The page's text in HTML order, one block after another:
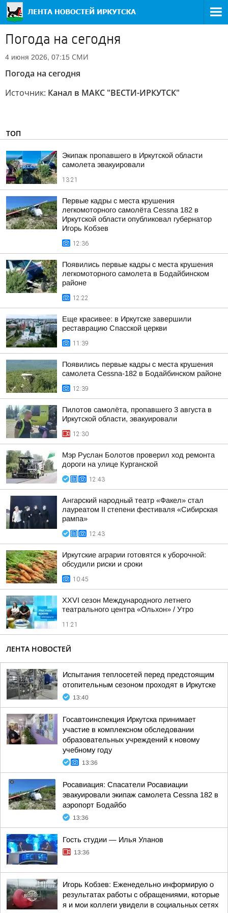
Погода на сегодня
4 июня 2026, 07:15 СМИ
Погода на сегодня
Источник: Канал в МАКС "ВЕСТИ-ИРКУТСК"
ТОП
Экипаж пропавшего в Иркутской области
самолета эвакуировали
13:21
Первые кадры с места крушения
легкомоторного самолёта Cessna 182 в
Иркутской области опубликовал губернатор
Игорь Кобзев
12:36
Появились первые кадры с места крушения
легкомоторного самолета в Бодайбинском
районе
12:22
Еще красивее: в Иркутске завершили
реставрацию Спасской церкви
11:39
Появились первые кадры с места крушения
самолета Cessna-182 в Бодайбинском районе
12:39
Пилотов самолёта, пропавшего 3 августа в
Иркутской области, эвакуировали
12:30
Мэр Руслан Болотов проверил ход ремонта
дороги на улице Курганской
12:43
Ангарский народный театр «Факел» стал
лауреатом II степени фестиваля «Сибирская
рампа»
12:43
Иркутские аграрии готовятся к уборочной:
обсудили риски и сроки
10:45
XXVI сезон Международного летнего
театрального центра «Ольхон» / Утро
11:21
ЛЕНТА НОВОСТЕЙ
Испытания теплосетей перед предстоящим
отопительным сезоном проходят в Иркутске
13:40
Госавтоинспекция Иркутска принимает
участие в комплексном обследовании
образовательных учреждений к новому
учебному году
13:36
Росавиация: Спасатели Росавиации
эвакуировали экипаж самолета Cessna 182 в
аэропорт Бодайбо
13:36
Гость студии — Илья Уланов
13:36
Игорь Кобзев: Еженедельно информирую о
результатах работы с обращениями, которые
я и мои коллеги увидели в социальных сетях